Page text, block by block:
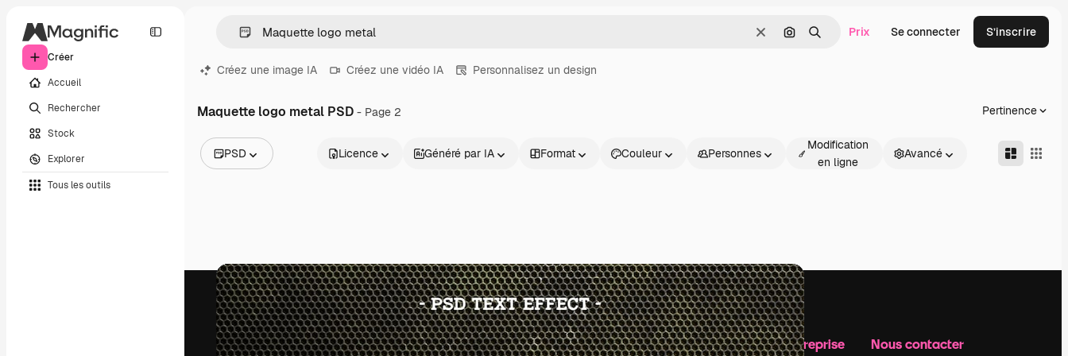
Créer
Accueil
Rechercher
Stock
Explorer
Tous les outils
EffacerRechercher par image
Rechercher
Prix Se connecter S’inscrire
Créez une image IA Créez une vidéo IA Personnalisez un design
Maquette logo metal PSD - Page 2 Pertinence
PSD
Vidéos
Clips de vidéo
Graphiques animés
Templates vidéos
Icônes
Modèles 3D
Polices
Licence Généré par IA Format Couleur Personnes
Modification
en ligne
Avancé
Produits Commencer Notre entreprise Nous contacter